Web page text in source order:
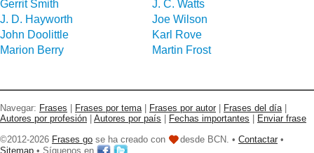
Gerrit Smith
J. C. Watts
J. D. Hayworth
Joe Wilson
John Doolittle
Karl Rove
Marion Berry
Martin Frost
Navegar: Frases | Frases por tema | Frases por autor | Frases del día |
Autores por profesión | Autores por país | Fechas importantes | Enviar frase
©2012-2026 Frases go se ha creado con desde BCN. • Contactar •
Sitemap • Síguenos en